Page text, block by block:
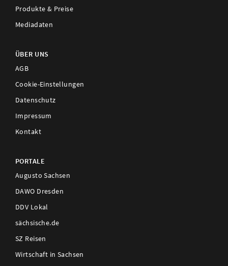
Produkte & Preise
Mediadaten
ÜBER UNS
AGB
Cookie-Einstellungen
Datenschutz
Impressum
Kontakt
PORTALE
Augusto Sachsen
DAWO Dresden
DDV Lokal
sächsische.de
SZ Reisen
Wirtschaft in Sachsen